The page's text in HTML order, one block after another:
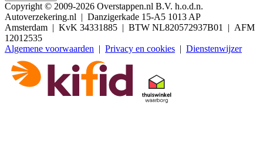
Copyright © 2009-2026 Overstappen.nl B.V. h.o.d.n.
Autoverzekering.nl | Danzigerkade 15-A5 1013 AP
Amsterdam | KvK 34331885 | BTW NL820572937B01 | AFM
12012535
Algemene voorwaarden | Privacy en cookies | Dienstenwijzer